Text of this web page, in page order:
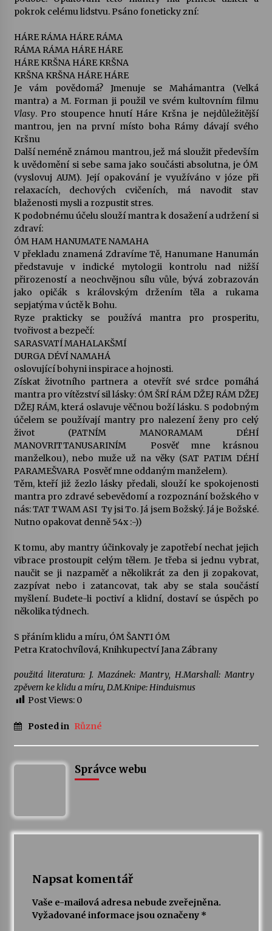
Želiv
3. 7. 2026
Petr Adamec – Malovaný svět
30. 6. 2026
pokrok celému lidstvu. Psáno foneticky zní:
HÁRE RÁMA HÁRE RÁMA
RÁMA RÁMA HÁRE HÁRE
HÁRE KRŠNA HÁRE KRŠNA
KRŠNA KRŠNA HÁRE HÁRE
Je vám povědomá? Jmenuje se Mahámantra (Velká
mantra) a M. Forman ji použil ve svém kultovním filmu
Vlasy. Pro stoupence hnutí Háre Kršna je nejdůležitější
mantrou, jen na první místo boha Rámy dávají svého
Kršnu
Další neméně známou mantrou, jež má sloužit především
k uvědomění si sebe sama jako součásti absolutna, je ÓM
(vyslovuj AUM). Její opakování je využíváno v józe při
relaxacích, dechových cvičeních, má navodit stav
blaženosti mysli a rozpustit stres.
K podobnému účelu slouží mantra k dosažení a udržení si
zdraví:
ÓM HAM HANUMATE NAMAHA
V překladu znamená Zdravíme Tě, Hanumane Hanumán
představuje v indické mytologii kontrolu nad nižší
přirozeností a neochvějnou sílu vůle, bývá zobrazován
jako opičák s královským držením těla a rukama
sepjatýma v úctě k Bohu.
Ryze prakticky se používá mantra pro prosperitu,
tvořivost a bezpečí:
SARASVATÍ MAHALAKŠMÍ
DURGA DÉVÍ NAMAHÁ
oslovující bohyni inspirace a hojnosti.
Získat životního partnera a otevřít své srdce pomáhá
mantra pro vítězství sil lásky: ÓM ŠRÍ RÁM DŽEJ RÁM DŽEJ
DŽEJ RÁM, která oslavuje věčnou boží lásku. S podobným
účelem se používají mantry pro nalezení ženy pro celý
život (PATNÍM MANORAMAM DÉHÍ
MANOVRITTANUSARINÍM  Posvěť mne krásnou
manželkou), nebo muže už na věky (SAT PATIM DÉHÍ
PARAMEŠVARA  Posvěť mne oddaným manželem).
Těm, kteří již žezlo lásky předali, slouží ke spokojenosti
mantra pro zdravé sebevědomí a rozpoznání božského v
nás: TAT TWAM ASI  Ty jsi To. Já jsem Božský. Já je Božské.
Nutno opakovat denně 54x :-))
K tomu, aby mantry účinkovaly je zapotřebí nechat jejich
vibrace prostoupit celým tělem. Je třeba si jednu vybrat,
naučit se ji nazpaměť a několikrát za den ji zopakovat,
zazpívat nebo i zatancovat, tak aby se stala součástí
myšlení. Budete-li poctiví a klidní, dostaví se úspěch po
několika týdnech.
S přáním klidu a míru, ÓM ŠANTI ÓM
Petra Kratochvílová, Knihkupectví Jana Zábrany
použitá literatura: J. Mazánek: Mantry, H.Marshall: Mantry 
zpěvem ke klidu a míru, D.M.Knipe: Hinduismus
Post Views: 0
Posted in Různé
Správce webu
Napsat komentář
Vaše e-mailová adresa nebude zveřejněna.
Vyžadované informace jsou označeny *